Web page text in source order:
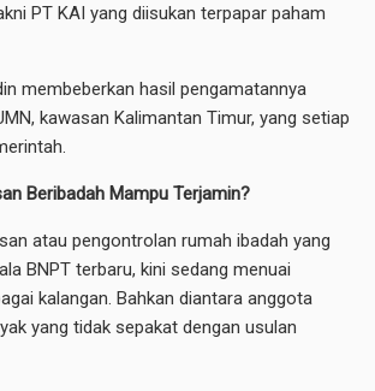
PT KAI yang diisukan terpapar paham
membeberkan hasil pengamatannya
kawasan Kalimantan Timur, yang setiap
Beribadah Mampu Terjamin?
atau pengontrolan rumah ibadah yang
BNPT terbaru, kini sedang menuai
kalangan. Bahkan diantara anggota
yang tidak sepakat dengan usulan